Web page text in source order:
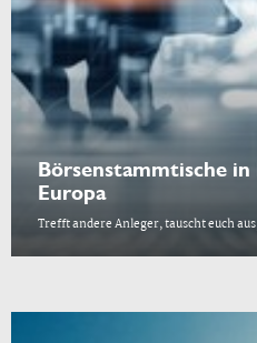
Börsenstammtische
Europa
Trefft andere Anleger, tauscht euch